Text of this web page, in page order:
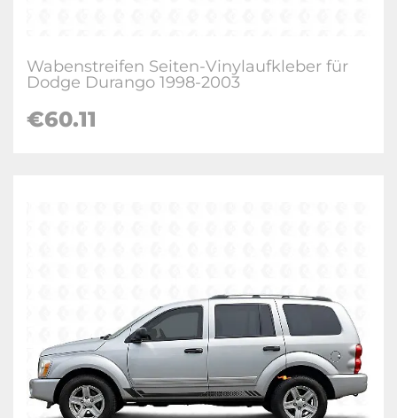
Wabenstreifen Seiten-Vinylaufkleber für
Dodge Durango 1998-2003
€60.11